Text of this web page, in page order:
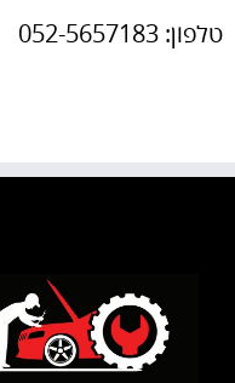
טלפון: 052-5657183